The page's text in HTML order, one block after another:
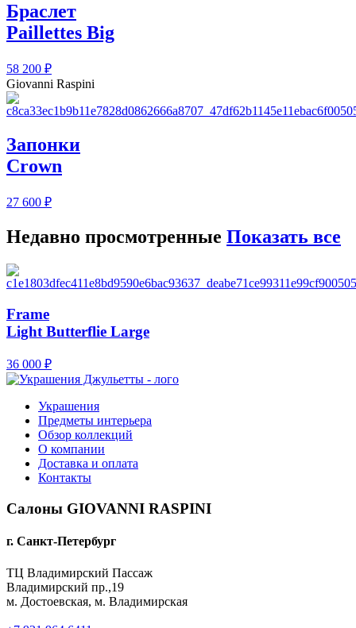
Браслет
Paillettes Big
58 200 ₽
Giovanni Raspini
Запонки
Crown
27 600 ₽
Недавно просмотренные Показать все
Frame
Light Butterflie Large
36 000 ₽
Украшения
Предметы интерьера
Обзор коллекций
О компании
Доставка и оплата
Контакты
Салоны GIOVANNI RASPINI
г. Санкт-Петербург
ТЦ Владимирский Пассаж
Владимирский пр.,19
м. Достоевская, м. Владимирская